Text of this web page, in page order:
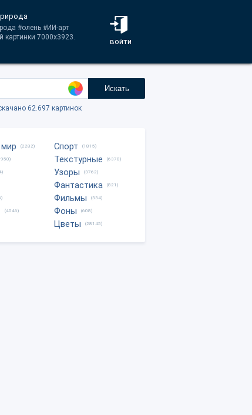
войти
#олень #ИИ-арт
7000x3923.
Искать
62.697 картинок
(2282)
(4046)
Спорт (1815)
Текстурные (6378)
Узоры (3762)
Фантастика (821)
Фильмы (334)
Фоны (608)
Цветы (28145)